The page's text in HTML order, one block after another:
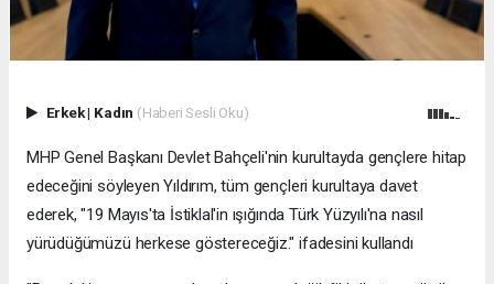
Erkek| Kadın (Haberi Sesli Oku)
MHP Genel Başkanı Devlet Bahçeli'nin kurultayda gençlere hitap
edeceğini söyleyen Yıldırım, tüm gençleri kurultaya davet
ederek, "19 Mayıs'ta İstiklal'in ışığında Türk Yüzyılı'na nasıl
yürüdüğümüzü herkese göstereceğiz." ifadesini kullandı